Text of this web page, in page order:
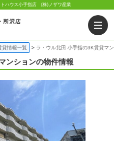
トハウス小手指店 (株)ノザワ産業
貸情報一覧 ラ・ウル北田 小手指の3K賃貸マ
ンションの物件情報